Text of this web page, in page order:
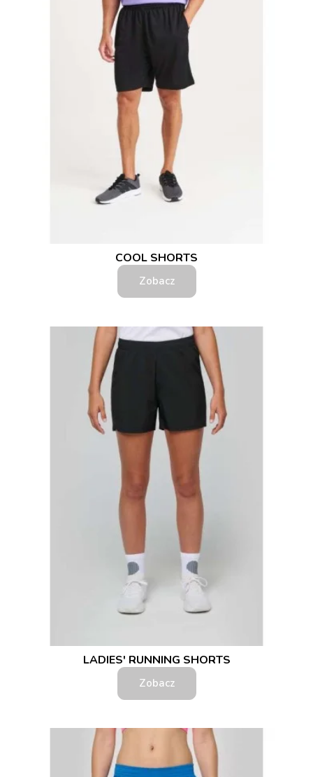
COOL SHORTS
Zobacz
LADIES' RUNNING SHORTS
Zobacz